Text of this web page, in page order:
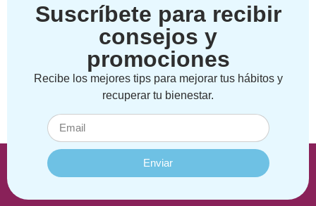
Suscríbete para recibir
consejos y
promociones
Recibe los mejores tips para mejorar tus hábitos y
recuperar tu bienestar.
Enviar